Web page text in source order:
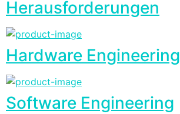
Herausforderungen
Hardware Engineering
Software Engineering